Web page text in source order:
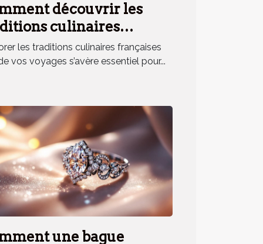
découvrir les
culinaires
lors de vos
?
les traditions culinaires françaises
vos voyages s’avère essentiel pour...
une bague